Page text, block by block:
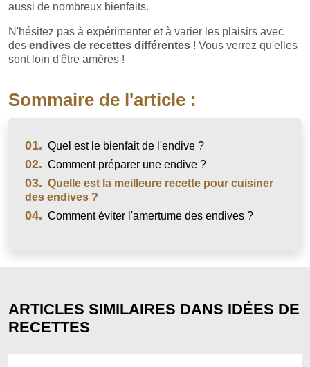
aussi de nombreux bienfaits.
N'hésitez pas à expérimenter et à varier les plaisirs avec
des endives de recettes différentes ! Vous verrez qu'elles
sont loin d'être amères !
Sommaire de l'article :
01. Quel est le bienfait de l'endive ?
02. Comment préparer une endive ?
03. Quelle est la meilleure recette pour cuisiner
des endives ?
04. Comment éviter l'amertume des endives ?
ARTICLES SIMILAIRES DANS IDÉES DE
RECETTES